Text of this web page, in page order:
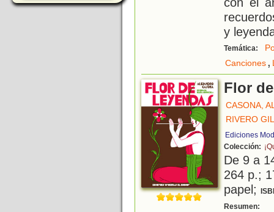
y
Temática:
Canciones,
Flor
CASONA,
RIVERO
Ediciones
Colección:
De 9 a
264 p.;
papel;
Resumen: